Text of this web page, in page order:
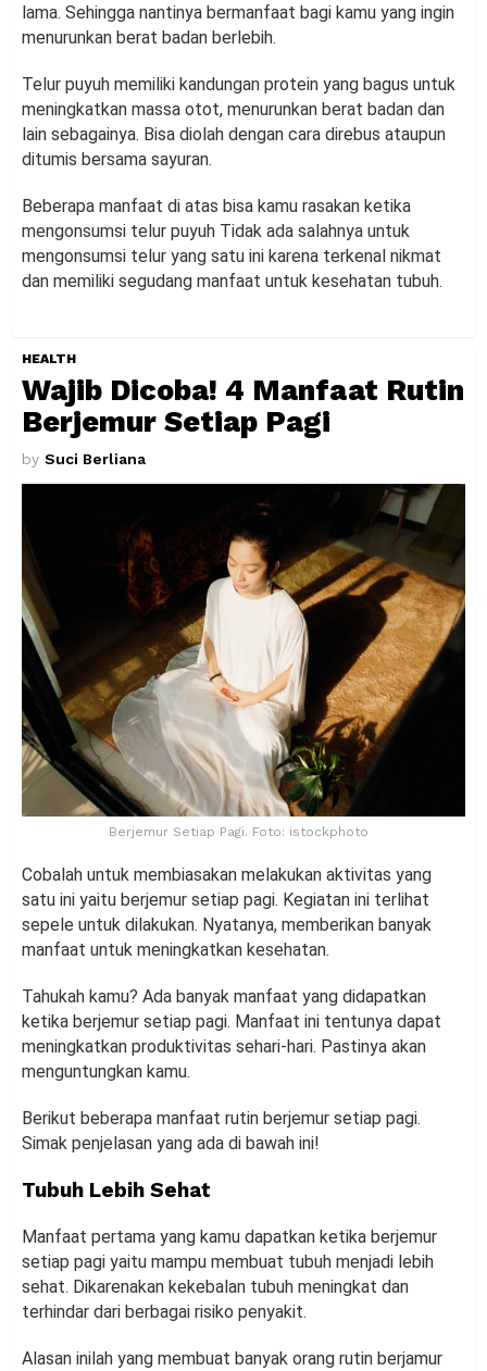
lama. Sehingga nantinya bermanfaat bagi kamu yang ingin
menurunkan berat badan berlebih.
Telur puyuh memiliki kandungan protein yang bagus untuk
meningkatkan massa otot, menurunkan berat badan dan
lain sebagainya. Bisa diolah dengan cara direbus ataupun
ditumis bersama sayuran.
Beberapa manfaat di atas bisa kamu rasakan ketika
mengonsumsi telur puyuh Tidak ada salahnya untuk
mengonsumsi telur yang satu ini karena terkenal nikmat
dan memiliki segudang manfaat untuk kesehatan tubuh.
HEALTH
Wajib Dicoba! 4 Manfaat Rutin
Berjemur Setiap Pagi
by Suci Berliana
Berjemur Setiap Pagi. Foto: istockphoto
Cobalah untuk membiasakan melakukan aktivitas yang
satu ini yaitu berjemur setiap pagi. Kegiatan ini terlihat
sepele untuk dilakukan. Nyatanya, memberikan banyak
manfaat untuk meningkatkan kesehatan.
Tahukah kamu? Ada banyak manfaat yang didapatkan
ketika berjemur setiap pagi. Manfaat ini tentunya dapat
meningkatkan produktivitas sehari-hari. Pastinya akan
menguntungkan kamu.
Berikut beberapa manfaat rutin berjemur setiap pagi.
Simak penjelasan yang ada di bawah ini!
Tubuh Lebih Sehat
Manfaat pertama yang kamu dapatkan ketika berjemur
setiap pagi yaitu mampu membuat tubuh menjadi lebih
sehat. Dikarenakan kekebalan tubuh meningkat dan
terhindar dari berbagai risiko penyakit.
Alasan inilah yang membuat banyak orang rutin berjamur